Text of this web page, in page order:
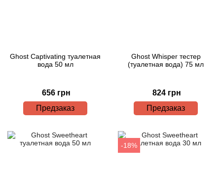
Ghost Captivating туалетная
вода 50 мл
656 грн
Предзаказ
Ghost Whisper тестер
(туалетная вода) 75 мл
824 грн
Предзаказ
-18%